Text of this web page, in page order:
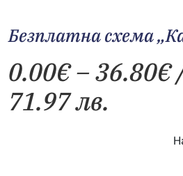
Безплатна схема
0.00€–36.80€
71.97 лв.